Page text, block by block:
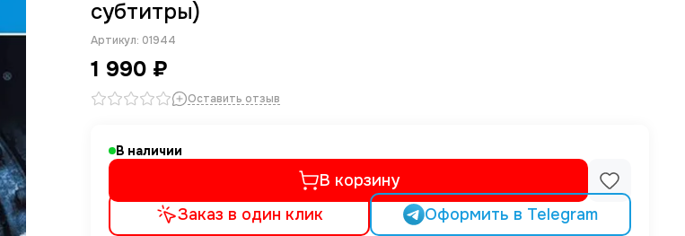
субтитры)
Артикул: 01944
1 990 ₽
Оставить отзыв
В наличии
В корзину
Заказ в один клик
Оформить в Telegram